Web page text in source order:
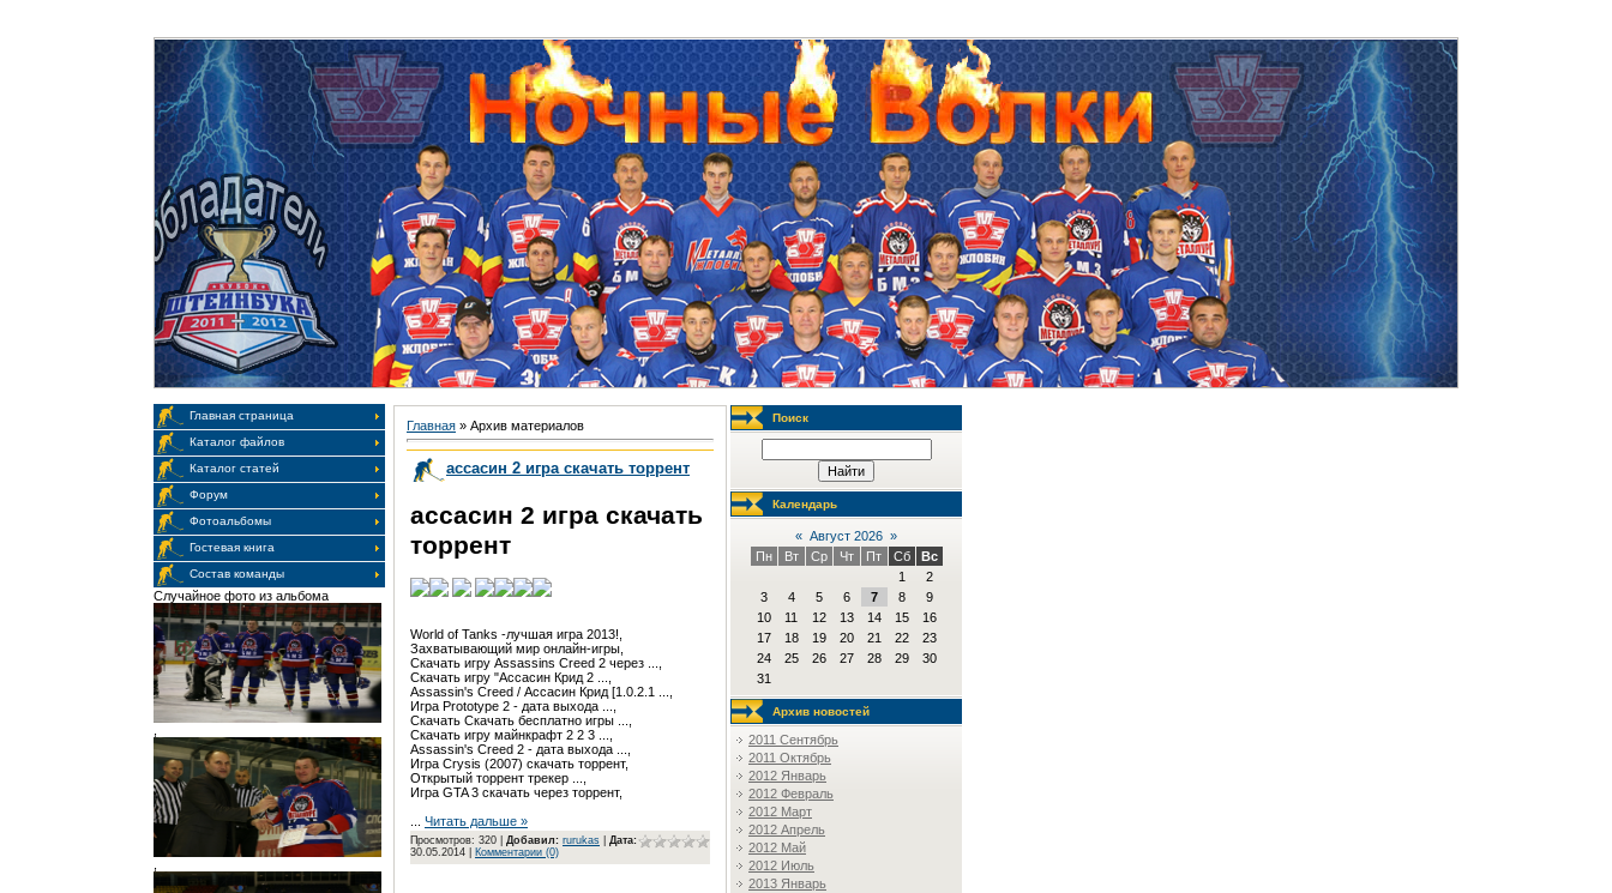
Главная страница
Каталог файлов
Каталог статей
Форум
Фотоальбомы
Гостевая книга
Состав команды
Случайное фото из альбома
Главная » Архив материалов
ассасин 2 игра скачать торрент
ассасин 2 игра скачать
торрент
World of Tanks -лучшая игра 2013!,
Захватывающий мир онлайн-игры,
Скачать игру Assassins Creed 2 через ...,
Скачать игру "Ассасин Крид 2 ...,
Assassin's Creed / Ассасин Крид [1.0.2.1 ...,
Игра Prototype 2 - дата выхода ...,
Скачать Скачать бесплатно игры ...,
Скачать игру майнкрафт 2 2 3 ...,
Assassin's Creed 2 - дата выхода ...,
Игра Crysis (2007) скачать торрент,
Открытый торрент трекер ...,
Игра GTA 3 скачать через торрент,
Читать дальше »
Просмотров: 320 | Добавил: rurukas
Дата:
30.05.2014
Комментарии (0)
Поиск
Календарь
« Август 2026 »
Пн
Вт Ср Чт Пт Сб
Вс
1
2
3
4 5 6 7 8
9
10
11 12 13 14 15
16
17
18 19 20 21 22
23
24
25 26 27 28 29
30
31
Архив новостей
2011 Сентябрь
2011 Октябрь
2012 Январь
2012 Февраль
2012 Март
2012 Апрель
2012 Май
2012 Июль
2013 Январь